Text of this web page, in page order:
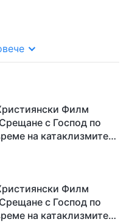
Филм
с Господ по
на катаклизмите“
Филм
с Господ по
на катаклизмите“